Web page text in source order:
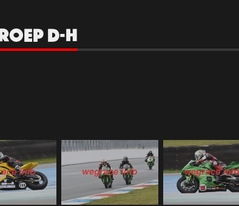
D-H